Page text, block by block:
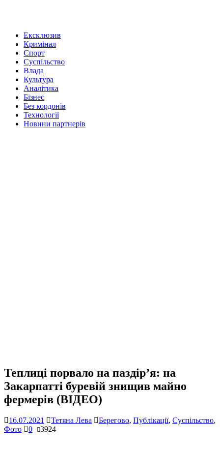
Ексклюзив
Кримінал
Спорт
Суспільство
Влада
Культура
Аналітика
Бізнес
Без кордонів
Технології
Новини партнерів
Теплиці порвало на паздір’я: на
Закарпатті буревій знищив майно
фермерів (ВІДЕО)
16.07.2021 Тетяна Лева Берегово, Публікації, Суспільство,
Фото
0 3924